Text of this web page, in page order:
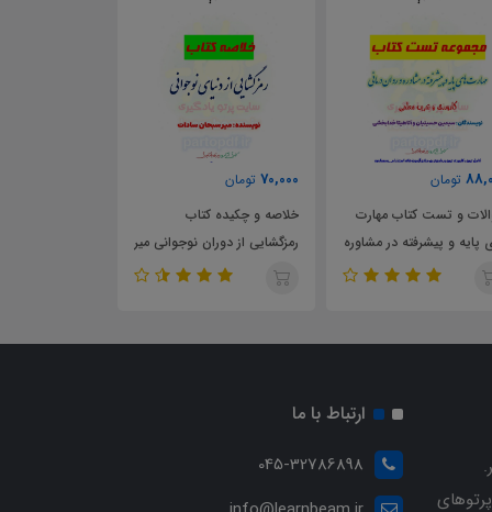
تومان
و تست کتاب مهارت
پایه و پیشرفته در مشاوره
درمانی کارورزی و
70,000 تومان
خلاصه و چکیده کتاب
رمزگشایی از دوران نوجوانی میر
سبحان سادات
ارتباط با ما
045-32786898